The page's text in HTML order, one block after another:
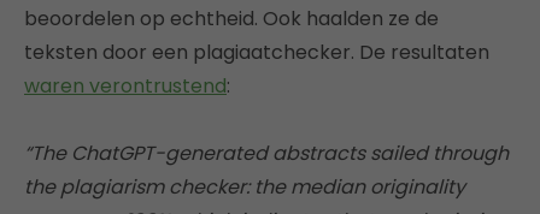
beoordelen op echtheid. Ook haalden ze de
teksten door een plagiaatchecker. De resultaten
waren verontrustend:
“The ChatGPT-generated abstracts sailed through
the plagiarism checker: the median originality